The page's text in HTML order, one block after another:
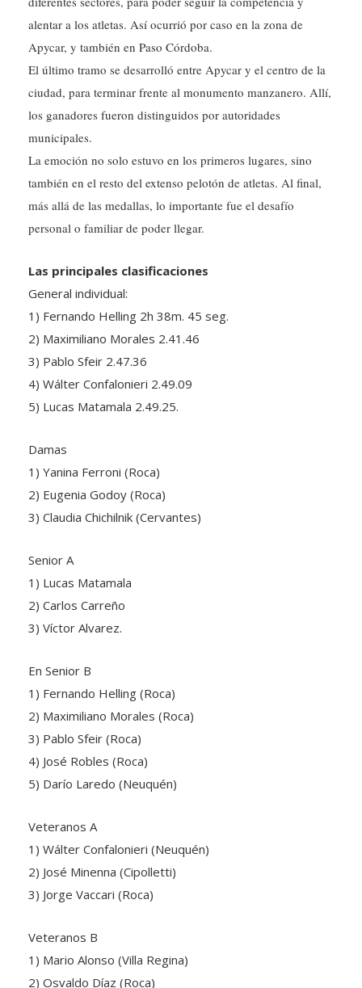
alentar a los atletas. Así ocurrió por caso en la zona de
Apycar, y también en Paso Córdoba.
El último tramo se desarrolló entre Apycar y el centro de la
ciudad, para terminar frente al monumento manzanero. Allí,
los ganadores fueron distinguidos por autoridades
municipales.
La emoción no solo estuvo en los primeros lugares, sino
también en el resto del extenso pelotón de atletas. Al final,
más allá de las medallas, lo importante fue el desafío
personal o familiar de poder llegar.
General individual:
1) Fernando Helling 2h 38m. 45 seg.
2) Maximiliano Morales 2.41.46
3) Pablo Sfeir 2.47.36
4) Wálter Confalonieri 2.49.09
5) Lucas Matamala 2.49.25.
1) Yanina Ferroni (Roca)
2) Eugenia Godoy (Roca)
3) Claudia Chichilnik (Cervantes)
1) Lucas Matamala
2) Carlos Carreño
3) Víctor Alvarez.
1) Fernando Helling (Roca)
2) Maximiliano Morales (Roca)
3) Pablo Sfeir (Roca)
4) José Robles (Roca)
5) Darío Laredo (Neuquén)
1) Wálter Confalonieri (Neuquén)
2) José Minenna (Cipolletti)
3) Jorge Vaccari (Roca)
1) Mario Alonso (Villa Regina)
2) Osvaldo Díaz (Roca)